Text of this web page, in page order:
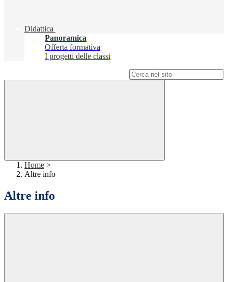
Didattica
Panoramica
Offerta formativa
I progetti delle classi
Home >
Altre info
Altre info